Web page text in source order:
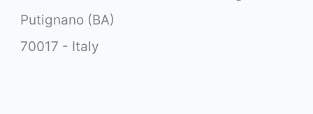
Putignano (BA)
70017 - Italy